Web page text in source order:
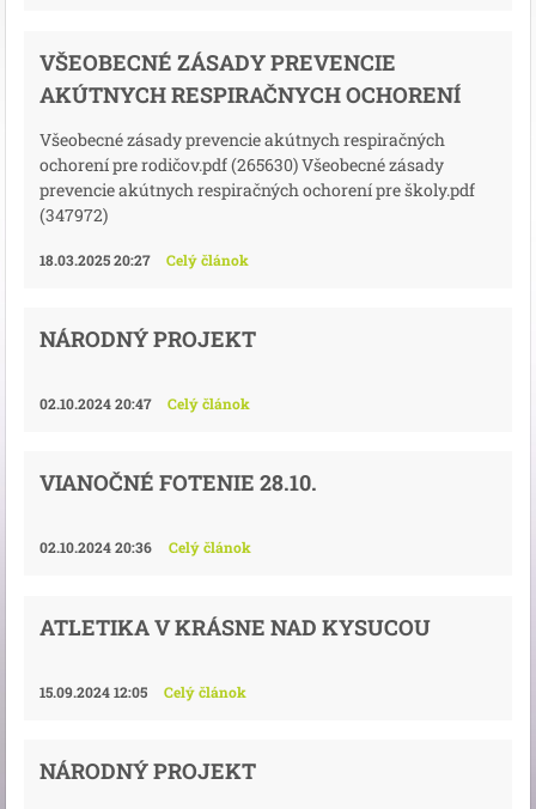
VŠEOBECNÉ ZÁSADY PREVENCIE
AKÚTNYCH RESPIRAČNYCH OCHORENÍ
Všeobecné zásady prevencie akútnych respiračných
ochorení pre rodičov.pdf (265630) Všeobecné zásady
prevencie akútnych respiračných ochorení pre školy.pdf
(347972)
18.03.2025 20:27 Celý článok
NÁRODNÝ PROJEKT
02.10.2024 20:47 Celý článok
VIANOČNÉ FOTENIE 28.10.
02.10.2024 20:36 Celý článok
ATLETIKA V KRÁSNE NAD KYSUCOU
15.09.2024 12:05 Celý článok
NÁRODNÝ PROJEKT